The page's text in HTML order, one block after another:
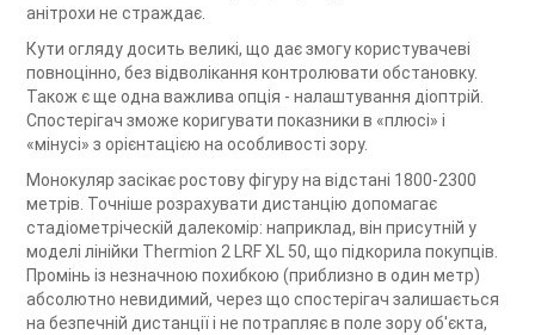
анітрохи не страждає.
Кути огляду досить великі, що дає змогу користувачеві
повноцінно, без відволікання контролювати обстановку.
Також є ще одна важлива опція - налаштування діоптрій.
Спостерігач зможе коригувати показники в «плюсі» і
«мінусі» з орієнтацією на особливості зору.
Монокуляр засікає ростову фігуру на відстані 1800-2300
метрів. Точніше розрахувати дистанцію допомагає
стадіометріческій далекомір: наприклад, він присутній у
моделі лінійки Thermion 2 LRF XL 50, що підкорила покупців.
Промінь із незначною похибкою (приблизно в один метр)
абсолютно невидимий, через що спостерігач залишається
на безпечній дистанції і не потрапляє в поле зору об'єкта,